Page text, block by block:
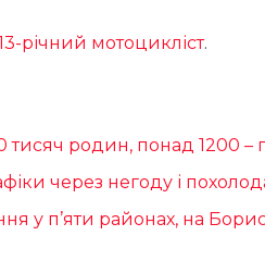
річний мотоцикліст.
родин, понад 1200 –
через негоду і
у п’яти районах, на